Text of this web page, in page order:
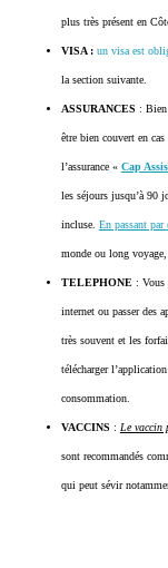
plus très présent en
VISA : un visa est
la section suivante.
ASSURANCES : Bien
être bien couvert en
l’assurance « Cap
les séjours jusqu’à 90
incluse. En passant par
monde ou long
TELEPHONE: Vous
internet ou passer des
très souvent et les
télécharger l’application
consommation.
VACCINS : Le vaccin
sont recommandés
qui peut sévir